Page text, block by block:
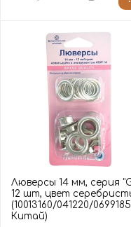
Люверсы 14 мм, серия
12 шт, цвет
(10013160/041220/0699185/
Китай)